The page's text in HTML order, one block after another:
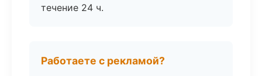
течение 24 ч.
Работаете с рекламой?